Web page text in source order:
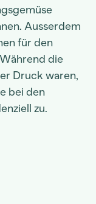
Ausserdem
für den
die
Druck waren,
bei den
zu.